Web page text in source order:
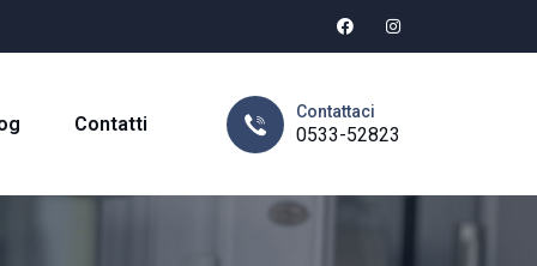
Contatti
Contattaci
0533-52823